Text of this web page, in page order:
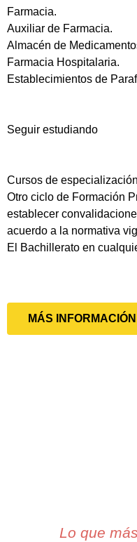
Farmacia.
Auxiliar de Farmacia.
Almacén de
Farmacia Hospitalaria.
Establecimientos de
Seguir estudiando
Cursos de
Otro ciclo de Formación
establecer
acuerdo a la normativa
El Bachillerato en
MÁS INFORMACIÓN
Lo que